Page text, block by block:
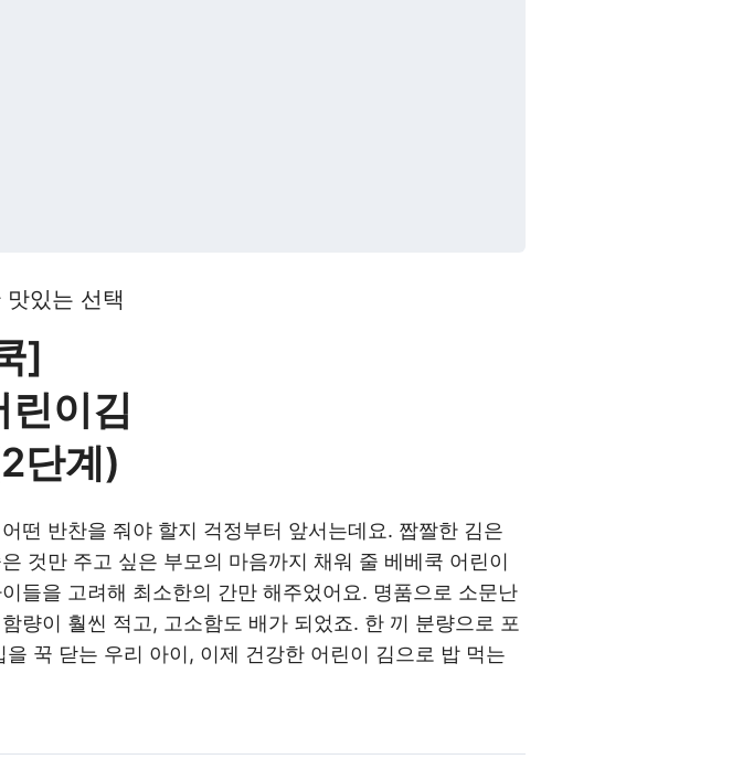
있는 선택
]
린이김
2단계)
떤 반찬을 줘야 할지 걱정부터 앞서는데요. 짭짤한 김은
것만 주고 싶은 부모의 마음까지 채워 줄 베베쿡 어린이
들을 고려해 최소한의 간만 해주었어요. 명품으로 소문난
량이 훨씬 적고, 고소함도 배가 되었죠. 한 끼 분량으로 포
꾹 닫는 우리 아이, 이제 건강한 어린이 김으로 밥 먹는